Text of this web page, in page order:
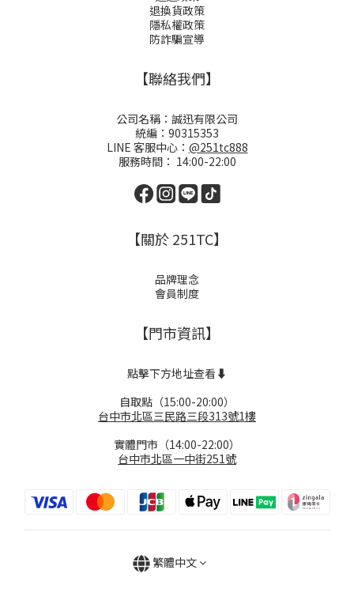
退換貨政策
隱私權政策
防詐騙宣導
【聯絡我們】
公司名稱：誠迅有限公司
統編：90315353
LINE 客服中心： @251tc888
服務時間： 14:00-22:00
【關於 251TC】
品牌理念
會員制度
【門市資訊】
點擊下方地址查看⬇️
自取點（15:00-20:00）
台中市北區三民路三段313號1樓
實體門市（14:00-22:00）
台中市北區一中街251號
繁體中文